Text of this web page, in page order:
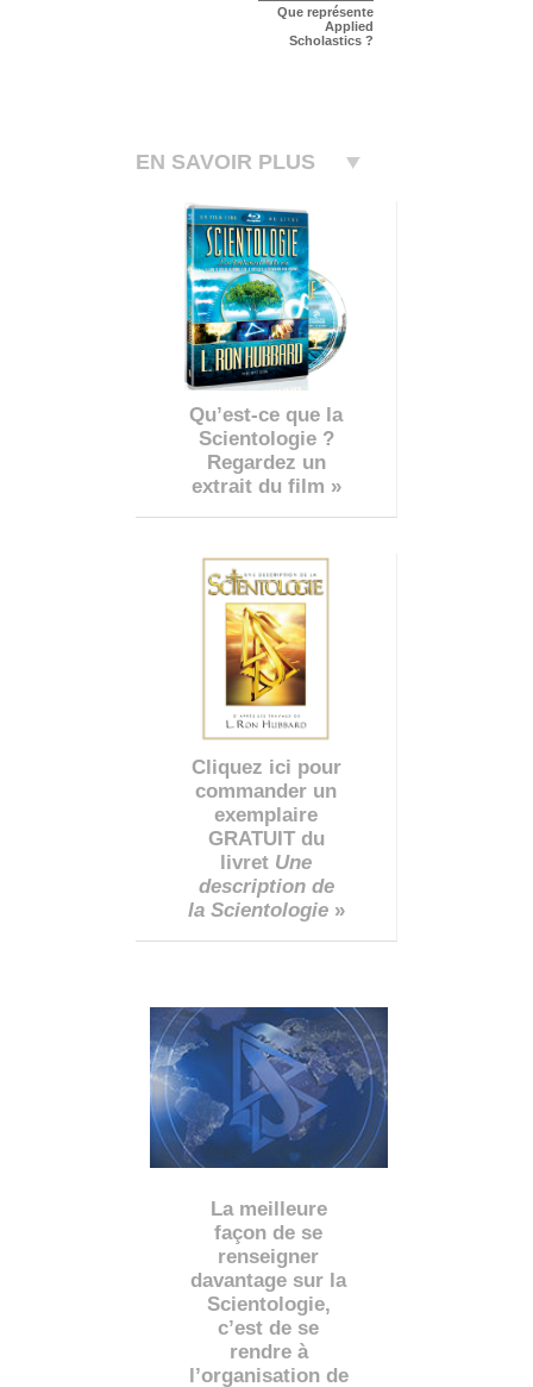
Que représente
Applied
Scholastics ?
EN SAVOIR PLUS
Qu’est-ce que la
Scientologie ?
Regardez un
extrait du film »
Cliquez ici pour
commander un
exemplaire
GRATUIT du
livret Une
description de
la Scientologie»
La meilleure
façon de se
renseigner
davantage sur la
Scientologie,
c’est de se
rendre à
l’organisation de